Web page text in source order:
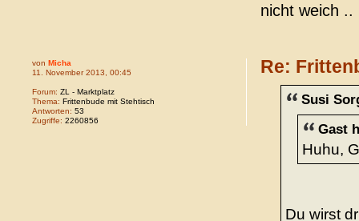
nicht weich ..
Re:
Susi
Gast
Huhu,
Du wirst
von Micha
11. November 2013, 00:45
Forum: ZL - Marktplatz
Thema: Frittenbude mit Stehtisch
Antworten: 53
Zugriffe: 2260856